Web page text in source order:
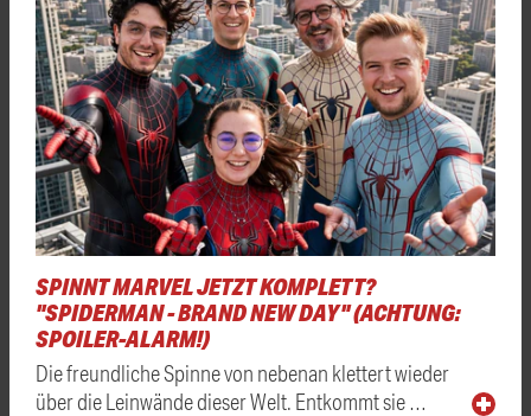
SPINNT MARVEL JETZT KOMPLETT?
"SPIDERMAN - BRAND NEW DAY" (ACHTUNG:
SPOILER-ALARM!)
Die freundliche Spinne von nebenan klettert wieder
über die Leinwände dieser Welt. Entkommt sie …